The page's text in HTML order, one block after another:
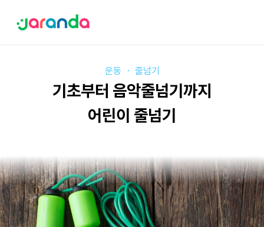
운동 ・ 줄넘기
기초부터 음악줄넘기까지
어린이 줄넘기